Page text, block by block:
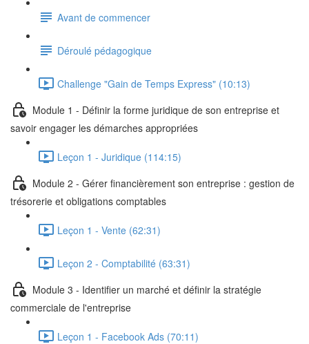
Avant de commencer
Déroulé pédagogique
Challenge "Gain de Temps Express" (10:13)
Module 1 - Définir la forme juridique de son entreprise et
savoir engager les démarches appropriées
Leçon 1 - Juridique (114:15)
Module 2 - Gérer financièrement son entreprise : gestion de
trésorerie et obligations comptables
Leçon 1 - Vente (62:31)
Leçon 2 - Comptabilité (63:31)
Module 3 - Identifier un marché et définir la stratégie
commerciale de l'entreprise
Leçon 1 - Facebook Ads (70:11)